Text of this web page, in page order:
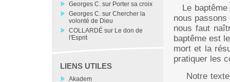
Georges C.sur Porter sa croix
Georges C.sur Chercher la
volonté de Dieu
COLLARDÉsur Le don de
l'Esprit
LIENS UTILES
Akadem
Le baptême
nous
nous faut
baptême est
mort et la
pratiquer les
Notre texte